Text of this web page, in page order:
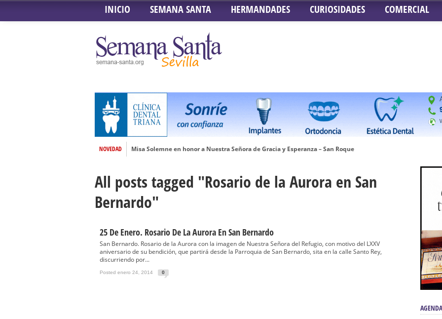
INICIO SEMANA SANTA HERMANDADES CURIOSIDADES COMERCIAL
NOVEDAD
Misa Solemne en honor a Nuestra Señora de Gracia y Esperanza – San Roque
Función de la Anunciación del Señor ante el paso de Nuestra Señora de la Encarnación Coronada –
Besamanos al Señor del Gran Poder de Sevilla
Solemne y devoto Besamanos en honor de María Santísima en su Soledad – San Lorenzo
Besapié y Besamano en la Quinta Angustia
Gitanos: Besamanos del Señor de la Salud
Besamanos del Señor de la Divina Misericordia, Vía Crucis y Traslado – Siete Palabras
All posts tagged "Rosario de la Aurora en San
Bernardo"
25 De Enero. Rosario De La Aurora En San Bernardo
San Bernardo. Rosario de la Aurora con la imagen de Nuestra Señora del Refugio, con motivo del LXXV
aniversario de su bendición, que partirá desde la Parroquia de San Bernardo, sita en la calle Santo Rey,
discurriendo por...
Posted enero 24, 2014 0